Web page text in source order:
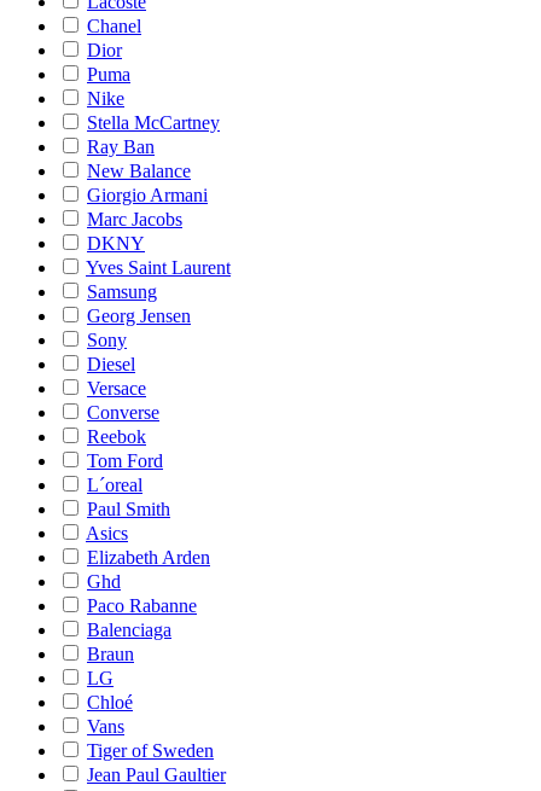
Chanel
Dior
Puma
Nike
Stella McCartney
Ray Ban
New Balance
Giorgio Armani
Marc Jacobs
DKNY
Yves Saint Laurent
Samsung
Georg Jensen
Sony
Diesel
Versace
Converse
Reebok
Tom Ford
L´oreal
Paul Smith
Asics
Elizabeth Arden
Ghd
Paco Rabanne
Balenciaga
Braun
LG
Chloé
Vans
Tiger of Sweden
Jean Paul Gaultier